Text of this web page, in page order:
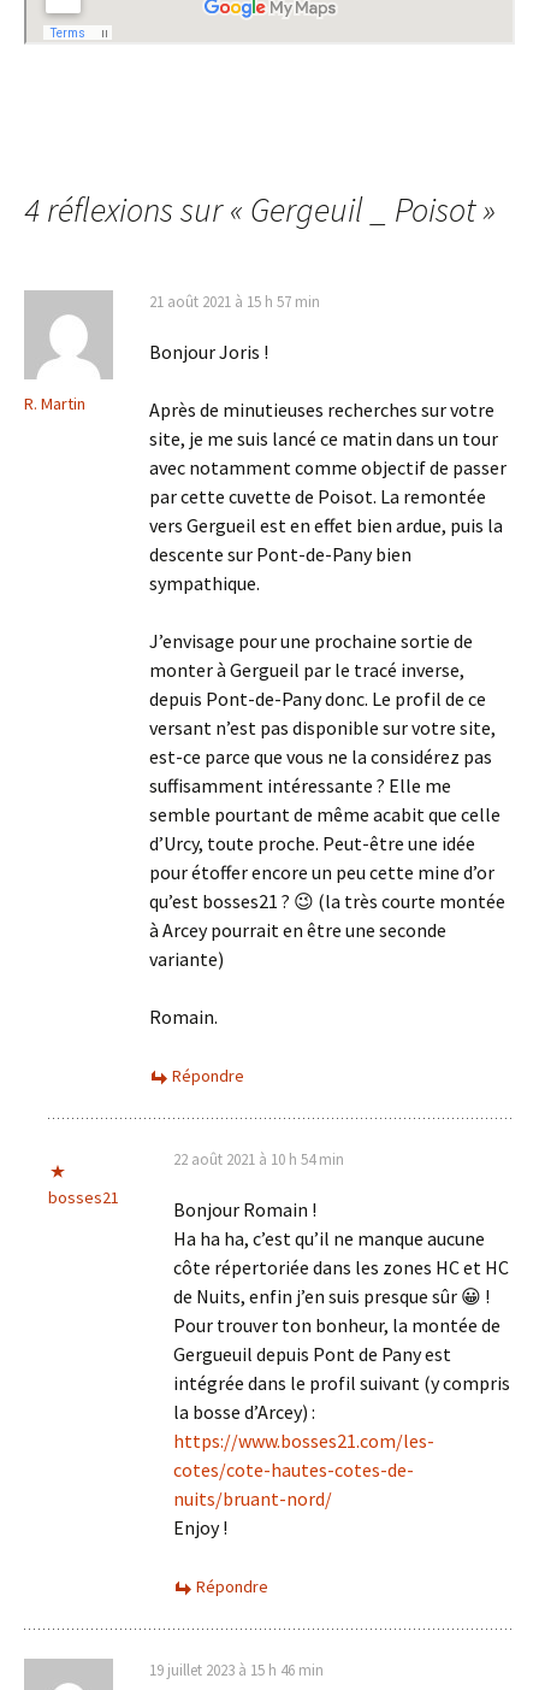
4 réflexions sur « Gergeuil _ Poisot»
R. Martin
21 août 2021 à 15 h 57 min
Bonjour Joris !
Après de minutieuses recherches sur votre
site, je me suis lancé ce matin dans un tour
avec notamment comme objectif de passer
par cette cuvette de Poisot. La remontée
vers Gergueil est en effet bien ardue, puis la
descente sur Pont-de-Pany bien
sympathique.
J’envisage pour une prochaine sortie de
monter à Gergueil par le tracé inverse,
depuis Pont-de-Pany donc. Le profil de ce
versant n’est pas disponible sur votre site,
est-ce parce que vous ne la considérez pas
suffisamment intéressante ? Elle me
semble pourtant de même acabit que celle
d’Urcy, toute proche. Peut-être une idée
pour étoffer encore un peu cette mine d’or
qu’est bosses21 ? 😉 (la très courte montée
à Arcey pourrait en être une seconde
variante)
Romain.
Répondre
bosses21
22 août 2021 à 10 h 54 min
Bonjour Romain !
Ha ha ha, c’est qu’il ne manque aucune
côte répertoriée dans les zones HC et HC
de Nuits, enfin j’en suis presque sûr 😀 !
Pour trouver ton bonheur, la montée de
Gergueuil depuis Pont de Pany est
intégrée dans le profil suivant (y compris
la bosse d’Arcey) :
https://www.bosses21.com/les-
cotes/cote-hautes-cotes-de-
nuits/bruant-nord/
Enjoy !
Répondre
19 juillet 2023 à 15 h 46 min